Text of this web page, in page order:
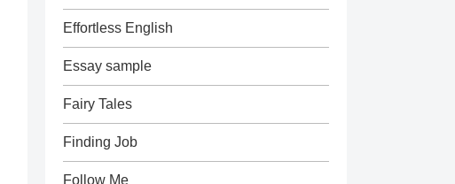
Effortless English
Essay sample
Fairy Tales
Finding Job
Follow Me